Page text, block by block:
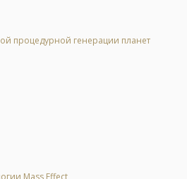
процедурной генерации планет
Mass Effect